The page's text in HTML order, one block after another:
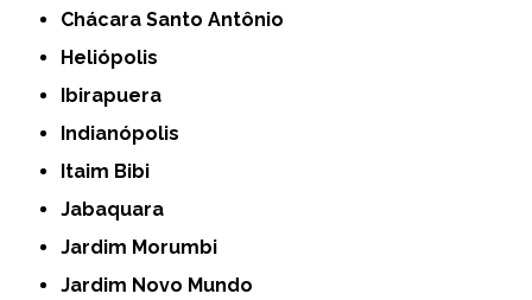
Chácara Santo Antônio
Heliópolis
Ibirapuera
Indianópolis
Itaim Bibi
Jabaquara
Jardim Morumbi
Jardim Novo Mundo